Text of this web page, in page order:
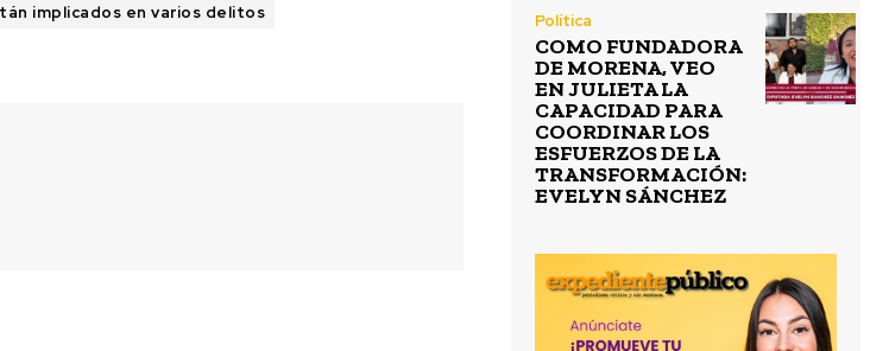
implicados en varios delitos Política
COMO FUNDADORA
DE MORENA, VEO
EN JULIETA LA
CAPACIDAD PARA
COORDINAR LOS
ESFUERZOS DE LA
TRANSFORMACIÓN:
EVELYN SÁNCHEZ